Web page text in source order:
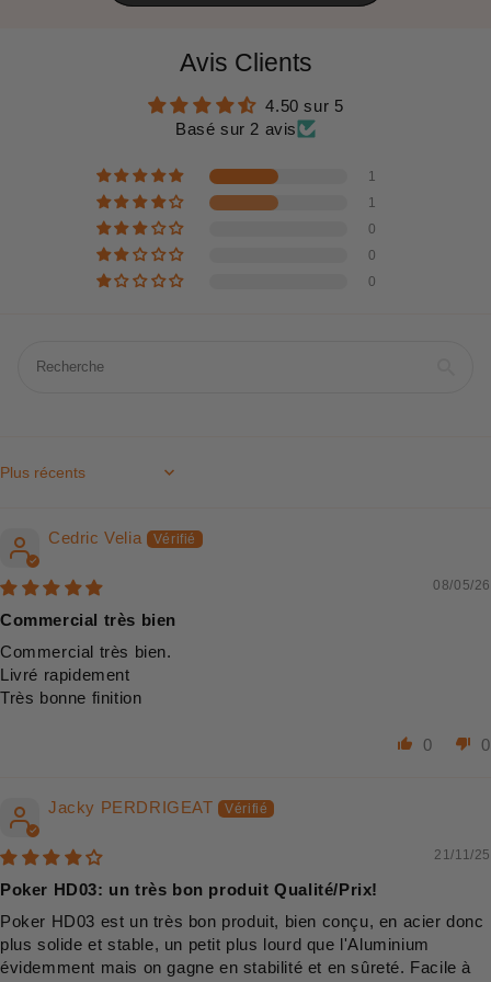
Avis Clients
4.50 sur 5
Basé sur 2 avis
1
1
0
0
0
Sort by
Cedric Velia
08/05/26
Commercial très bien
Commercial très bien.
Livré rapidement
Très bonne finition
0 0
Jacky PERDRIGEAT
21/11/25
Poker HD03: un très bon produit Qualité/Prix!
Poker HD03 est un très bon produit, bien conçu, en acier donc
plus solide et stable, un petit plus lourd que l'Aluminium
évidemment mais on gagne en stabilité et en sûreté. Facile à